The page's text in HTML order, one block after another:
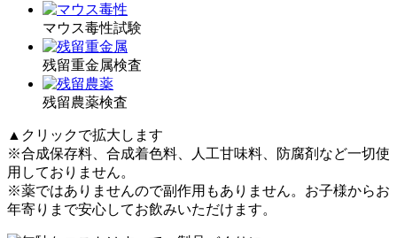
マウス毒性試験
残留重金属検査
残留農薬検査
▲クリックで拡大します
※合成保存料、合成着色料、人工甘味料、防腐剤など一切使
用しておりません。
※薬ではありませんので副作用もありません。お子様からお
年寄りまで安心してお飲みいただけます。